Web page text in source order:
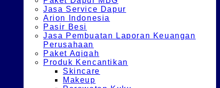
Jasa Service Dapur
Arion Indonesia
Pasir Besi
Jasa Pembuatan Laporan Keuangan
Perusahaan
Paket Aqiqah
Produk Kencantikan
Skincare
Makeup